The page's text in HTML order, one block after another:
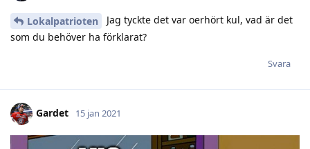
Lokalpatrioten
Jag tyckte det var oerhört kul, vad är det
som du behöver ha förklarat?
Svara
Gardet 15 jan 2021